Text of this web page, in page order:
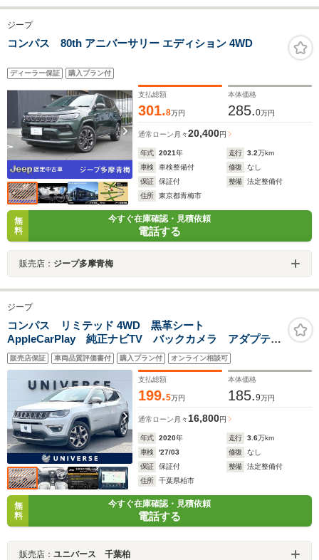
ジープ
コンパス 80th アニバーサリー エディション 4WD
ディーラー保証 購入プラン付
支払総額
301.8万円
本体価格
285.0万円
通常ローン 月々20,400円
年式 2021年 走行 3.2万km
車検
車検整備付 修復
なし
保証
保証付 整備
法定整備付
住所
東京都青梅市
無
料
今すぐ在庫確認・見積依頼
電話する
販売店： ジープ多摩青梅
ジープ
コンパス リミテッド 4WD 黒革シート
AppleCarPlay 純正ナビTV バックカメラ アダプティ
ブクルーズコントロール パワーシート・ヒーター パ
ワーバックドア beatsサウンド HIDヘッド ETC 禁
煙車
販売店保証 車両品質評価書付 購入プラン付 オンライン相談可
支払総額
199.5万円
本体価格
185.9万円
通常ローン 月々 16,800円
年式 2020年 走行 3.6万km
車検
'27/03 修復
なし
保証
保証付 整備
法定整備付
住所
千葉県柏市
無
料
今すぐ在庫確認・見積依頼
電話する
販売店： ユニバース 千葉柏